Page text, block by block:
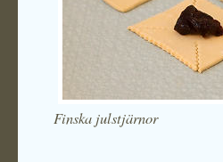
Finska julstjärnor